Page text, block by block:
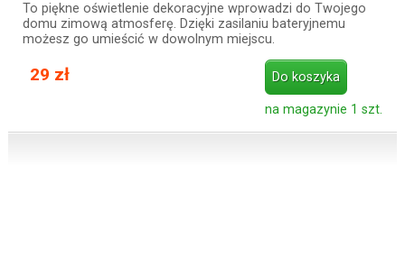
To piękne oświetlenie dekoracyjne wprowadzi do Twojego
domu zimową atmosferę. Dzięki zasilaniu bateryjnemu
możesz go umieścić w dowolnym miejscu.
29 zł Do koszyka
na magazynie 1 szt.